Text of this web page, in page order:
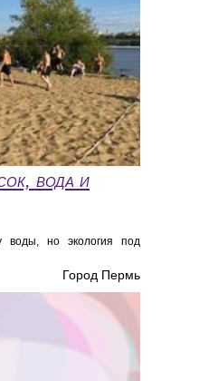
вода и
воды, но экология под
Город Пермь